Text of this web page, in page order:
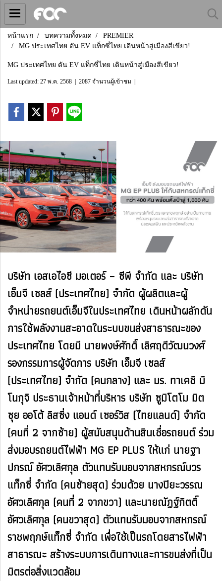
หน้าแรก บทความทั้งหมด
PREMIER
MG ประเทศไทย ดัน EV แท็กซี่ไทย เดินหน้าสู่เมืองสีเขียว!
MG ประเทศไทย ดัน EV แท็กซี่ไทย เดินหน้าสู่เมืองสีเขียว!
Last updated: 27 พ.ค. 2568 2087 จำนวนผู้เข้าชม
บริษัท เอสเอไอซี มอเตอร์ – ซีพี จำกัด และ บริษัท
เอ็มจี เซลส์ (ประเทศไทย) จำกัด ผู้ผลิตและผู้
จำหน่ายรถยนต์เอ็มจีในประเทศไทย เดินหน้าผลักดัน
การใช้พลังงานสะอาดในระบบขนส่งสาธารณะของ
ประเทศไทย โดยมี นายพงษ์ศักดิ์ เลิศฤดีวัฒนวงศ์
รองกรรมการผู้จัดการ บริษัท เอ็มจี เซลส์
(ประเทศไทย) จำกัด (คนกลาง) และ มร. ทาเคชิ มิ
โนกุจิ ประธานเจ้าหน้าที่บริหาร บริษัท ซูมิโตโม มิต
ซุย ออโต้ ลิสซิ่ง แอนด์ เซอร์วิส (ไทยแลนด์) จำกัด
(คนที่ 2 จากซ้าย) ผู้สนับสนุนด้านสินเชื่อรถยนต์ ร่วม
ส่งมอบรถยนต์ไฟฟ้า MG EP PLUS ให้แก่ นายฐา
ปกรณ์ อัศวเลิศกุล ตัวแทนรับมอบจากสหกรณ์บวร
แท็กซี่ จำกัด (คนซ้ายสุด) ร่วมด้วย นางปิยะวรรณ
อัศวเลิศกุล (คนที่ 2 จากขวา) และนายณัฏฐ์กิตติ์
อัศวเลิศกุล (คนขวาสุด) ตัวแทนรับมอบจากสหกรณ์
ราชพฤกษ์แท็กซี่ จำกัด เพื่อใช้เป็นรถโดยสารไฟฟ้า
สาธารณะ สร้างระบบการเดินทางและการขนส่งที่เป็น
มิตรต่อสิ่งแวดล้อม